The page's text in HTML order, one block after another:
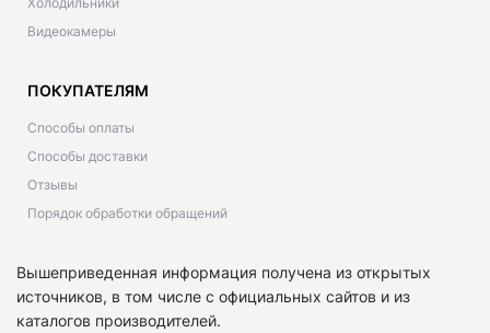
Видеокамеры
ПОКУПАТЕЛЯМ
Способы оплаты
Способы доставки
Отзывы
Порядок обработки обращений
Вышеприведенная информация получена из открытых
источников, в том числе с официальных сайтов и из
каталогов производителей.